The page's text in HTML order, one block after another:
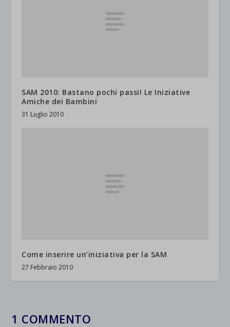
SAM 2010: Bastano pochi passi! Le Iniziative
Amiche dei Bambini
31 Luglio 2010
Come inserire un’iniziativa per la SAM
27 Febbraio 2010
1 COMMENTO